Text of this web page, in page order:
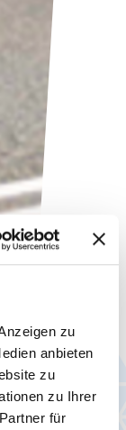
zu
anbieten
zu
zu Ihrer
für